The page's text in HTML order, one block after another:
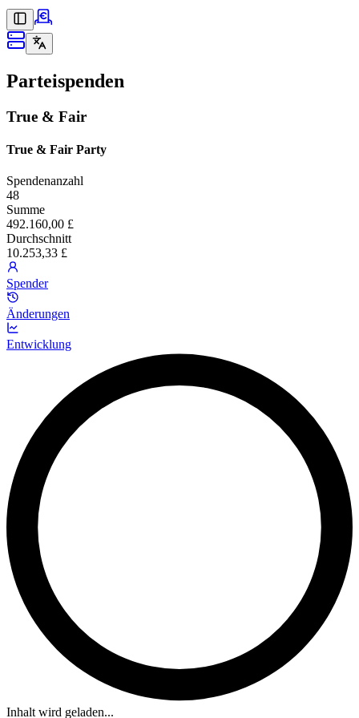
Parteispenden
True & Fair
True & Fair Party
Spendenanzahl
48
Summe
492.160,00 £
Durchschnitt
10.253,33 £
Spender
Änderungen
Entwicklung
Inhalt wird geladen...